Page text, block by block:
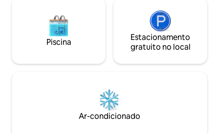
Piscina
Estacionamento
gratuito no local
Ar-condicionado